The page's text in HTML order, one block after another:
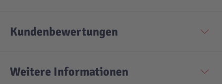
Kundenbewertungen
Weitere Informationen